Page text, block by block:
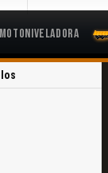
Motoniveladora